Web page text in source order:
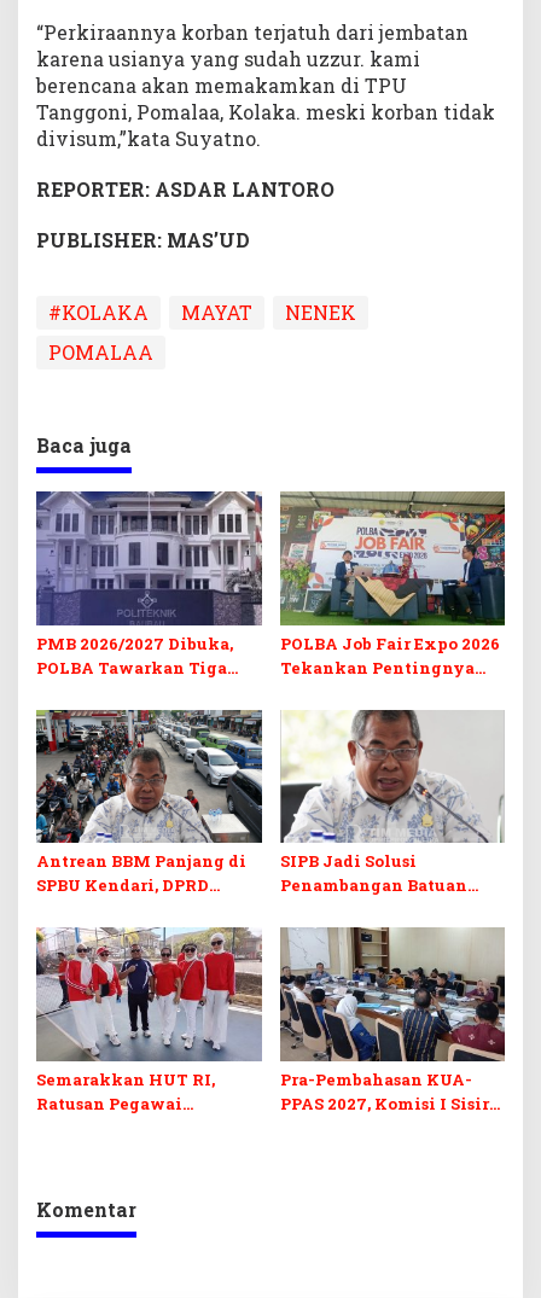
“Perkiraannya korban terjatuh dari jembatan
karena usianya yang sudah uzzur. kami
berencana akan memakamkan di TPU
Tanggoni, Pomalaa, Kolaka. meski korban tidak
divisum,”kata Suyatno.
REPORTER: ASDAR LANTORO
PUBLISHER: MAS’UD
#KOLAKA MAYAT
NENEK
POMALAA
Baca juga
PMB 2026/2027 Dibuka,
POLBA Tawarkan Tiga
Kuliah Gratis
POLBA Job Fair Expo 2026
Tekankan Pentingnya
Digital
Antrean BBM Panjang di
SPBU Kendari, DPRD
Barcode Curang
SIPB Jadi Solusi
Penambangan Batuan
di Sultra
Semarakkan HUT RI,
Ratusan Pegawai
Pra-Pembahasan KUA-
PPAS 2027, Komisi I Sisir
Komentar